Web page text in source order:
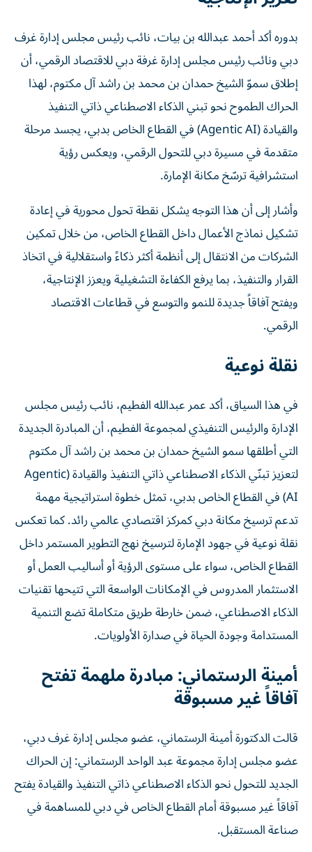
بدوره أكد أحمد عبدالله بن بيات، نائب رئيس مجلس إدارة غرف
دبي ونائب رئيس مجلس إدارة غرفة دبي للاقتصاد الرقمي، أن
إطلاق سموّ الشيخ حمدان بن محمد بن راشد آل مكتوم، لهذا
الحراك الطموح نحو تبني الذكاء الاصطناعي ذاتي التنفيذ
والقيادة (Agentic AI) في القطاع الخاص بدبي، يجسد مرحلة
متقدمة في مسيرة دبي للتحول الرقمي، ويعكس رؤية
استشرافية ترسّخ مكانة الإمارة.
وأشار إلى أن هذا التوجه يشكل نقطة تحول محورية في إعادة
تشكيل نماذج الأعمال داخل القطاع الخاص، من خلال تمكين
الشركات من الانتقال إلى أنظمة أكثر ذكاءً واستقلالية في اتخاذ
القرار والتنفيذ، بما يرفع الكفاءة التشغيلية ويعزز الإنتاجية،
ويفتح آفاقاً جديدة للنمو والتوسع في قطاعات الاقتصاد
الرقمي.
نقلة نوعية
في هذا السياق، أكد عمر عبدالله الفطيم، نائب رئيس مجلس
الإدارة والرئيس التنفيذي لمجموعة الفطيم، أن المبادرة الجديدة
التي أطلقها سمو الشيخ حمدان بن محمد بن راشد آل مكتوم
لتعزيز تبنّي الذكاء الاصطناعي ذاتي التنفيذ والقيادة (Agentic
AI) في القطاع الخاص بدبي، تمثل خطوة استراتيجية مهمة
تدعم ترسيخ مكانة دبي كمركز اقتصادي عالمي رائد. كما تعكس
نقلة نوعية في جهود الإمارة لترسيخ نهج التطوير المستمر داخل
القطاع الخاص، سواء على مستوى الرؤية أو أساليب العمل أو
الاستثمار المدروس في الإمكانات الواسعة التي تتيحها تقنيات
الذكاء الاصطناعي، ضمن خارطة طريق متكاملة تضع التنمية
المستدامة وجودة الحياة في صدارة الأولويات.
أمينة الرستماني: مبادرة ملهمة تفتح
آفاقاً غير مسبوقة
قالت الدكتورة أمينة الرستماني، عضو مجلس إدارة غرف دبي،
عضو مجلس إدارة مجموعة عبد الواحد الرستماني: إن الحراك
الجديد للتحول نحو الذكاء الاصطناعي ذاتي التنفيذ والقيادة يفتح
آفاقاً غير مسبوقة أمام القطاع الخاص في دبي للمساهمة في
صناعة المستقبل.